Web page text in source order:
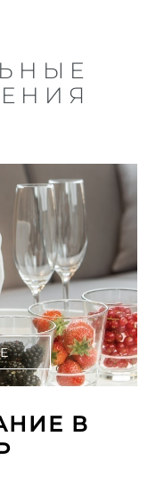
В